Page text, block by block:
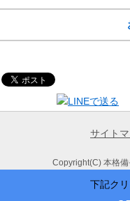
サイト
Copyright(C) 本格
下記ク